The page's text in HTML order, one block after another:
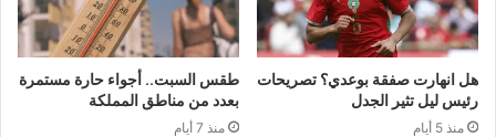
هل انهارت صفقة بوعدي؟ تصريحات
رئيس ليل تثير الجدل
منذ 5 أيام
طقس السبت.. أجواء حارة مستمرة
بعدد من مناطق المملكة
منذ 7 أيام